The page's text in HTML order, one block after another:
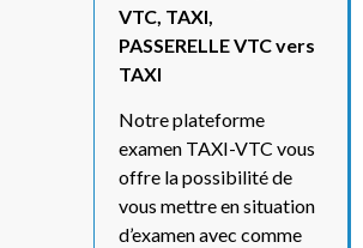
VTC, TAXI,
PASSERELLE VTC vers
TAXI
Notre plateforme
examen TAXI-VTC vous
offre la possibilité de
vous mettre en situation
d’examen avec comme